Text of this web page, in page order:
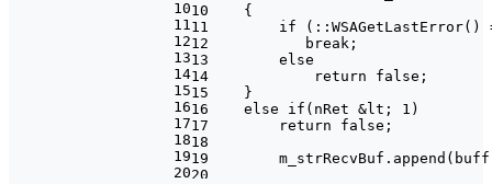
10
11
12
13
14
15
16
17
18
19
20
10 {
11 if (::WSAGetLastError() ==
12 break;
13 else
14 return false;
15 }
16 else if(nRet &lt; 1)
17 return false;
18
19
20